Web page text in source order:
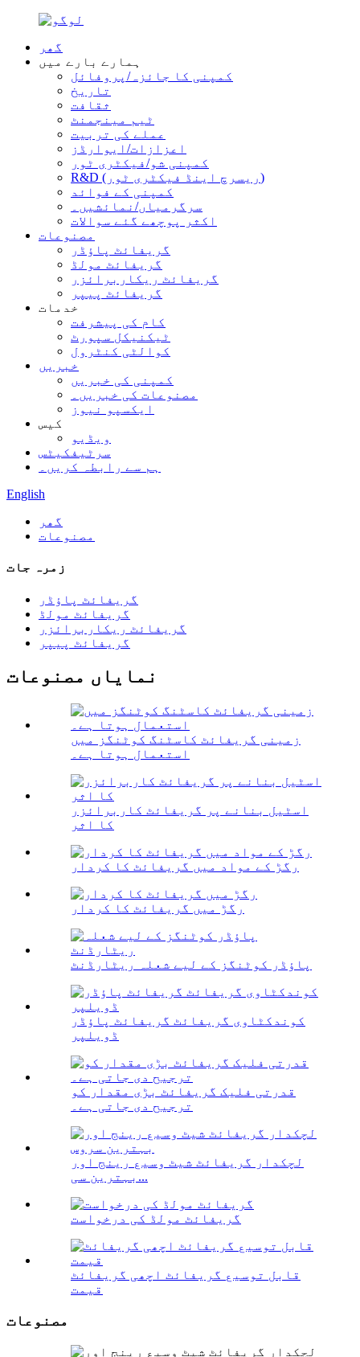
گھر
ہمارے بارے میں
کمپنی کا جائزہ/پروفائل
تاریخ
ثقافت
ٹیم مینجمنٹ
عملے کی تربیت
اعزازات/ایوارڈز
کمپنی شو/فیکٹری ٹور
R&D (ریسرچ اینڈ فیکٹری ٹور)
کمپنی کے فوائد
سرگرمیاں/نمائشیں۔
اکثر پوچھے گئے سوالات
مصنوعات
گریفائٹ پاؤڈر
گریفائٹ مولڈ
گریفائٹ ریکاربرائزر
گریفائٹ پیپر
خدمات
کام کی پیشرفت
ٹیکنیکل سپورٹ
کوالٹی کنٹرول
خبریں
کمپنی کی خبریں
مصنوعات کی خبریں۔
ایکسپو نیوز
کیس
ویڈیو
سرٹیفکیٹس
ہم سے رابطہ کریں۔
English
گھر
مصنوعات
زمرہ جات
گریفائٹ پاؤڈر
گریفائٹ مولڈ
گریفائٹ ریکاربرائزر
گریفائٹ پیپر
نمایاں مصنوعات
زمینی گریفائٹ کاسٹنگ کوٹنگز میں
استعمال ہوتا ہے۔
اسٹیل بنانے پر گریفائٹ کاربرائزر
کا اثر
رگڑ کے مواد میں گریفائٹ کا کردار
رگڑ میں گریفائٹ کا کردار
پاؤڈر کوٹنگز کے لیے شعلہ ریٹارڈنٹ
کوندکٹاوی گریفائٹ گریفائٹ پاؤڈر
ڈویلپر
قدرتی فلیک گریفائٹ بڑی مقدار کو
ترجیح دی جاتی ہے۔
لچکدار گریفائٹ شیٹ وسیع رینج اور
بہترین سی...
گریفائٹ مولڈ کی درخواست
قابل توسیع گریفائٹ اچھی گریفائٹ
قیمت
مصنوعات